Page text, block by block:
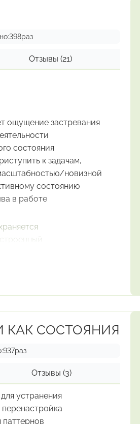
разводах
в любви
после ссоры
398раз
Отзывы(21)
ощущение застревания
состояния
к задачам,
новизной
состоянию
в работе
быстро
КАК СОСТОЯНИЯ
937раз
Отзывы (3)
устранения